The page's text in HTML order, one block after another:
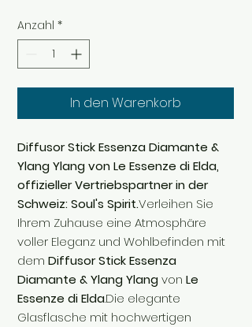
Anzahl *
In den Warenkorb
Diffusor Stick Essenza Diamante &
Ylang Ylang von Le Essenze di Elda,
offizieller Vertriebspartner in der
Schweiz: Soul's Spirit.Verleihen Sie
Ihrem Zuhause eine Atmosphäre
voller Eleganz und Wohlbefinden mit
dem Diffusor Stick Essenza
Diamante & Ylang Ylangvon Le
Essenze di Elda.Die elegante
Glasflasche mit hochwertigen